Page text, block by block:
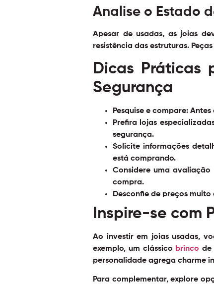
Analise o Estado
Apesar de usadas, as joias
resistência das estruturas.
Dicas Práticas
Segurança
Pesquise e compare: Antes
Prefira lojas
segurança.
Solicite informações
está comprando.
Considere uma avaliação
compra.
Desconfie de preços
Inspire-se com
Ao investir em joias usadas,
exemplo, um clássico brinco de
personalidade agrega charme
Para complementar, explore